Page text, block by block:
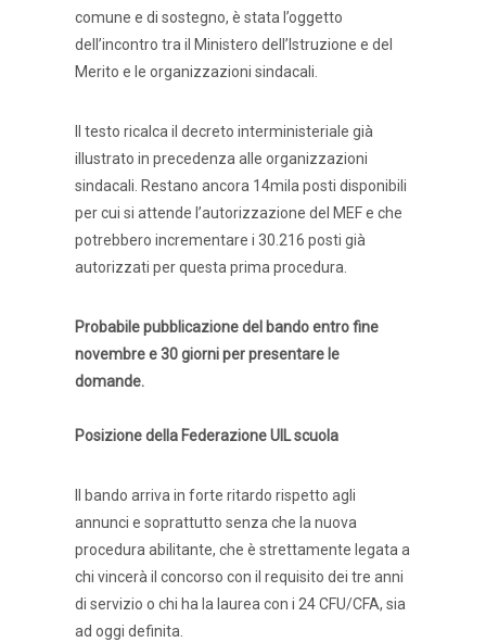
comune e di sostegno, è stata l’oggetto
dell’incontro tra il Ministero dell’Istruzione e del
Merito e le organizzazioni sindacali.
Il testo ricalca il decreto interministeriale già
illustrato in precedenza alle organizzazioni
sindacali. Restano ancora 14mila posti disponibili
per cui si attende l’autorizzazione del MEF e che
potrebbero incrementare i 30.216 posti già
autorizzati per questa prima procedura.
Probabile pubblicazione del bando entro fine
novembre e 30 giorni per presentare le
domande.
Posizione della Federazione UIL scuola
Il bando arriva in forte ritardo rispetto agli
annunci e soprattutto senza che la nuova
procedura abilitante, che è strettamente legata a
chi vincerà il concorso con il requisito dei tre anni
di servizio o chi ha la laurea con i 24 CFU/CFA, sia
ad oggi definita.